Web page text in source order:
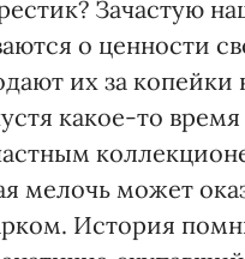
Зачастую
о ценности
их за копейки
какое-то
мелочь может
История